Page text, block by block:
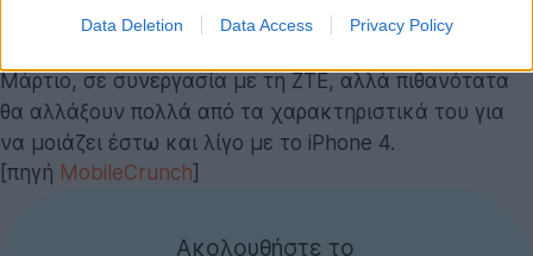
Data Deletion Data Access Privacy Policy
Μάρτιο, σε συνεργασία με τη ZTE, αλλά πιθανότατα
θα αλλάξουν πολλά από τα χαρακτηριστικά του για
να μοιάζει έστω και λίγο με το iPhone 4.
[πηγή MobileCrunch]
Ακολουθήστε το